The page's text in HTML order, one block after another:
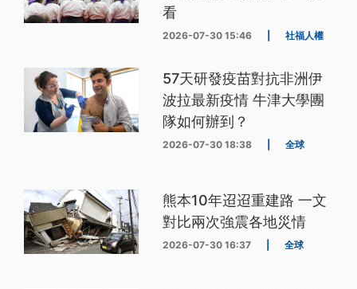
看
2026-07-30 15:46 社福人權
57天研發疫苗對抗非洲伊
波拉最新疫情 牛津大學團
隊如何辦到？
2026-07-30 18:38 全球
熊本10年迢迢重建路 一文
對比兩次強震各地災情
2026-07-30 16:37 全球